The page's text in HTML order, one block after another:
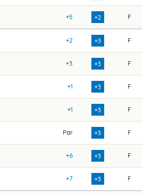
+5 +2 F
+2 +3 F
+3 +3 F
+1 +3 F
+1 +3 F
Par +3 F
+6 +3 F
+7 +3 F